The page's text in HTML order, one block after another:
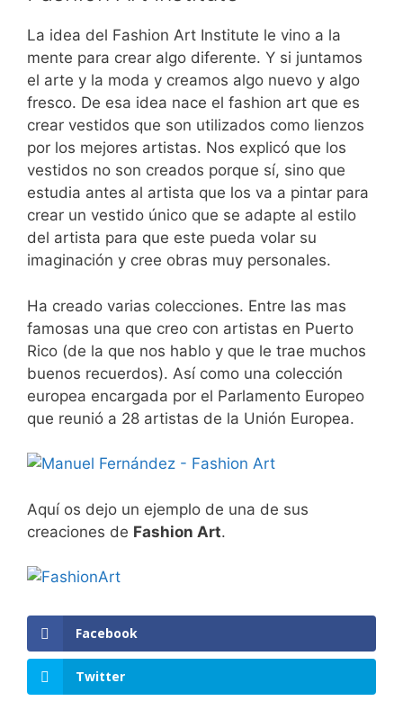
La idea del Fashion Art Institute le vino a la
mente para crear algo diferente. Y si juntamos
el arte y la moda y creamos algo nuevo y algo
fresco. De esa idea nace el fashion art que es
crear vestidos que son utilizados como lienzos
por los mejores artistas. Nos explicó que los
vestidos no son creados porque sí, sino que
estudia antes al artista que los va a pintar para
crear un vestido único que se adapte al estilo
del artista para que este pueda volar su
imaginación y cree obras muy personales.
Ha creado varias colecciones. Entre las mas
famosas una que creo con artistas en Puerto
Rico (de la que nos hablo y que le trae muchos
buenos recuerdos). Así como una colección
europea encargada por el Parlamento Europeo
que reunió a 28 artistas de la Unión Europea.
Aquí os dejo un ejemplo de una de sus
creaciones de Fashion Art.
Facebook
Twitter